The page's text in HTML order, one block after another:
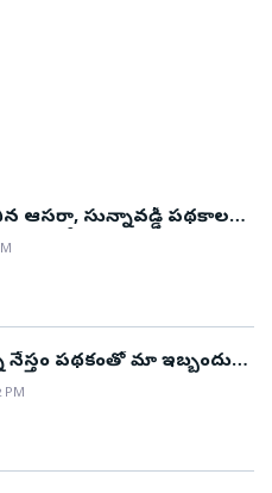
ఆసరా, సున్నావడ్డీ పథకాలతో
భరోసా లభించింది..!
పథకంతో మా ఇబ్బందులు
PM